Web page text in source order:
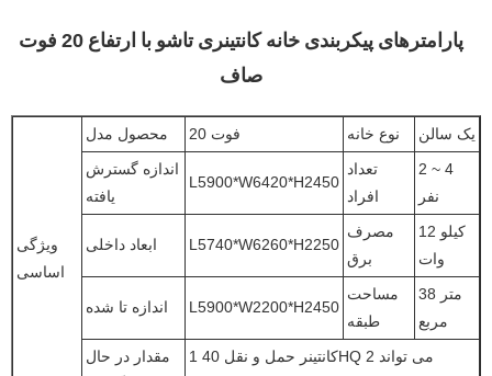
پارامترهای پیکربندی خانه کانتینری تاشو با ارتفاع 20 فوت
صاف
ویژگی
اساسی
محصول مدل 20 فوت نوع خانه
یک سالن
اندازه گسترش
یافته
L5900*W6420*H2450
تعداد
افراد
2 ~ 4
نفر
ابعاد داخلی L5740*W6260*H2250
مصرف
برق
12 کیلو
وات
اندازه تا شده L5900*W2200*H2450
مساحت
طبقه
38 متر
مربع
مقدار در حال
1 کانتینر حمل و نقل 40HQ می تواند 2